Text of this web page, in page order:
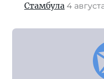
Стамбула 4